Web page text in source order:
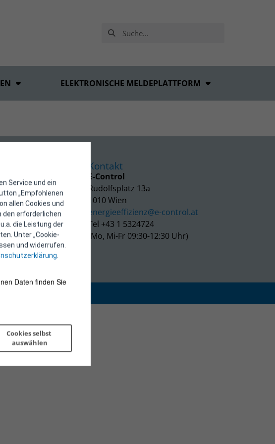
Service und ein
„Empfohlenen
allen Cookies und
den erforderlichen
die Leistung der
Unter „Cookie-
und widerrufen.
.
Daten finden Sie
Cookies selbst
auswählen
ELEKTRONISCHE MELDEPLATTFORM
Kontakt
E-Control
Rudolfsplatz 13a
1010 Wien
energieeffizienz@e-control.at
Tel +43 1 5324724
(Mo, Mi-Fr 09:30-12:30 Uhr)